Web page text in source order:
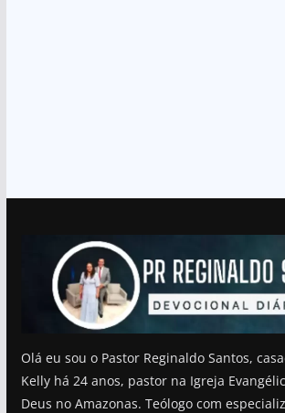
Olá eu sou o Pastor Reginaldo Santos,
Kelly há 24 anos, pastor na Igreja
Deus no Amazonas. Teólogo com